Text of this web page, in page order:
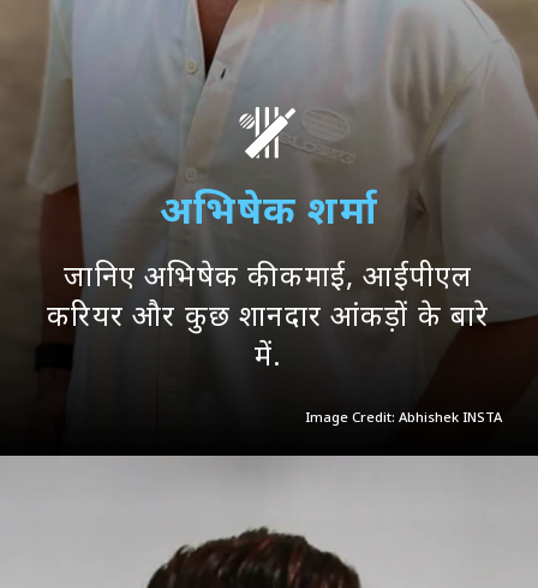
Image Credit: Abhishek INSTA
अभिषेक शर्मा
जानिए अभिषेक की कमाई, आईपीएल
करियर और कुछ शानदार आंकड़ों के बारे
में.